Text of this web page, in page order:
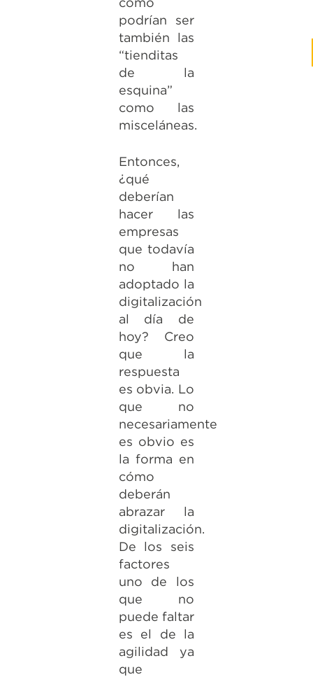
podrían ser
también las
“tienditas
de la
esquina”
como las
misceláneas.
Entonces,
¿qué
deberían
hacer las
empresas
que todavía
no han
adoptado la
digitalización
al día de
hoy? Creo
que la
respuesta
es obvia. Lo
que no
necesariamente
es obvio es
la forma en
cómo
deberán
abrazar la
digitalización.
De los seis
factores
uno de los
que no
puede faltar
es el de la
agilidad ya
que